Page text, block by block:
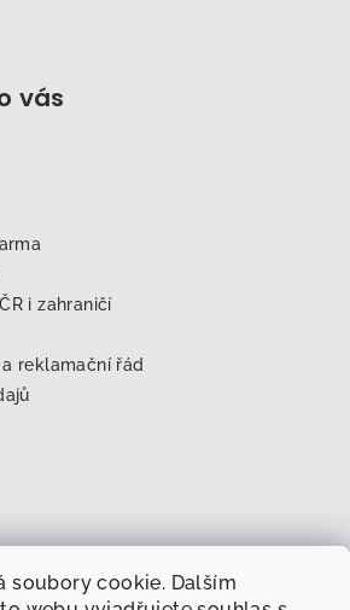
soubory cookie. Dalším
vás
i zahraničí
reklamační řád